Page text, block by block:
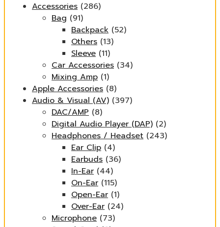
Accessories (286)
Bag (91)
Backpack (52)
Others (13)
Sleeve (11)
Car Accessories (34)
Mixing Amp (1)
Apple Accessories (8)
Audio & Visual (AV) (397)
DAC/AMP (8)
Digital Audio Player (DAP) (2)
Headphones / Headset (243)
Ear Clip (4)
Earbuds (36)
In-Ear (44)
On-Ear (115)
Open-Ear (1)
Over-Ear (24)
Microphone (73)